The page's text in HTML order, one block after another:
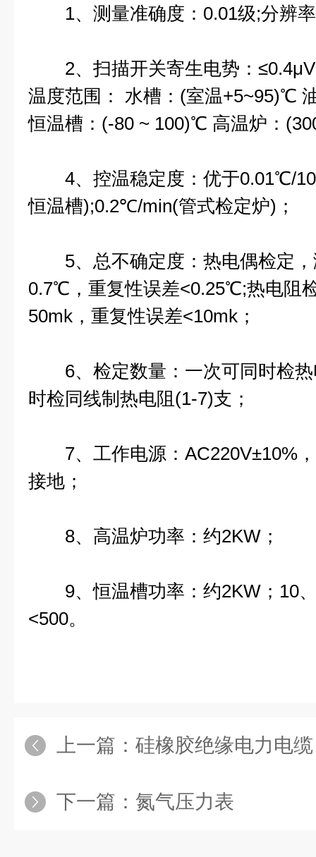
1、测量准确度：0.01级;分辨率
2、扫描开关寄生电势：≤0.4μV
温度范围： 水槽：(室温+5~95)℃
恒温槽：(-80 ~ 100)℃ 高温炉：
4、控温稳定度：优于0.01℃/
恒温槽);0.2℃/min(管式检定炉)；
5、总不确定度：热电偶检定，
0.7℃，重复性误差<0.25℃;热电阻
50mk，重复性误差<10mk；
6、检定数量：一次可同时检热
时检同线制热电阻(1-7)支；
7、工作电源：AC220V±10%，
接地；
8、高温炉功率：约2KW；
9、恒温槽功率：约2KW；10、
<500。
上一篇： 硅橡胶绝缘电力电缆
下一篇： 氮气压力表